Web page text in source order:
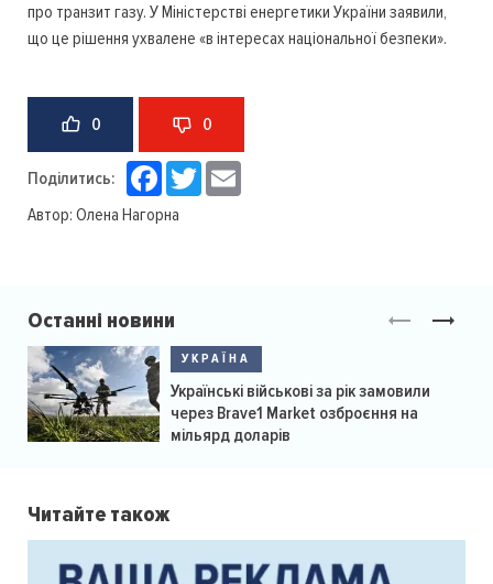
про транзит газу. У Міністерстві енергетики України заявили,
що це рішення ухвалене «в інтересах національної безпеки».
0 0
Поділитись: Facebook
Twitter
Автор: Олена Нагорна
Останні новини
УКРАЇНА
Українські військові за рік замовили
через Brave1 Market озброєння на
мільярд доларів
Читайте також